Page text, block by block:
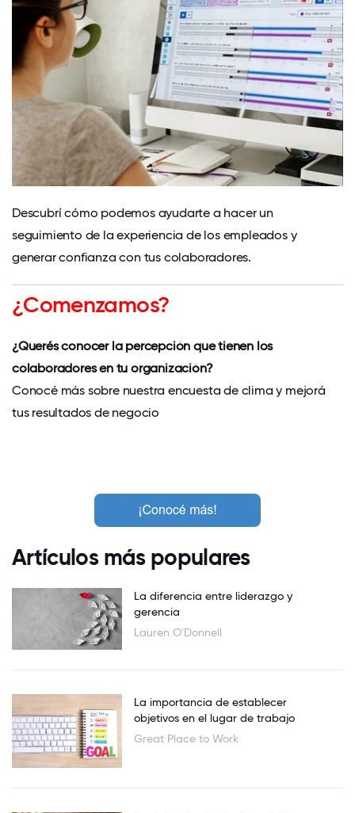
Descubrí cómo podemos ayudarte a hacer un
seguimiento de la experiencia de los empleados y
generar confianza con tus colaboradores.
¿Comenzamos?
¿Querés conocer la percepción que tienen los
colaboradores en tu organización?
Conocé más sobre nuestra encuesta de clima y mejorá
tus resultados de negocio
Artículos más populares
La diferencia entre liderazgo y
gerencia
Lauren O'Donnell
La importancia de establecer
objetivos en el lugar de trabajo
Great Place to Work